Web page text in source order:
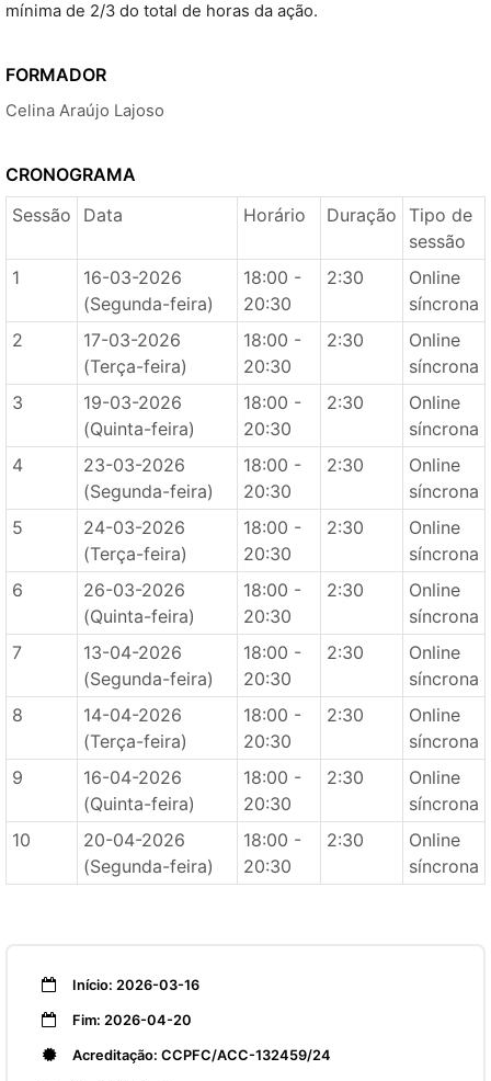
mínima de 2/3 do total de horas da ação.
FORMADOR
Celina Araújo Lajoso
CRONOGRAMA
Sessão
Data Horário Duração Tipo de
sessão
1
16-03-2026
(Segunda-feira)
18:00 -
20:30
2:30
Online
síncrona
2
17-03-2026
(Terça-feira)
18:00 -
20:30
2:30
Online
síncrona
3
19-03-2026
(Quinta-feira)
18:00 -
20:30
2:30
Online
síncrona
4
23-03-2026
(Segunda-feira)
18:00 -
20:30
2:30
Online
síncrona
5
24-03-2026
(Terça-feira)
18:00 -
20:30
2:30
Online
síncrona
6
26-03-2026
(Quinta-feira)
18:00 -
20:30
2:30
Online
síncrona
7
13-04-2026
(Segunda-feira)
18:00 -
20:30
2:30
Online
síncrona
8
14-04-2026
(Terça-feira)
18:00 -
20:30
2:30
Online
síncrona
9
16-04-2026
(Quinta-feira)
18:00 -
20:30
2:30
Online
síncrona
10
20-04-2026
(Segunda-feira)
18:00 -
20:30
2:30
Online
síncrona
Início: 2026-03-16
Fim: 2026-04-20
Acreditação: CCPFC/ACC-132459/24